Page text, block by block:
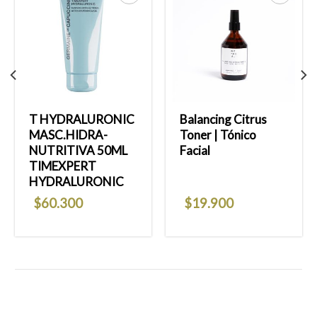
T HYDRALURONIC
MASC.HIDRA-
NUTRITIVA 50ML
TIMEXPERT
HYDRALURONIC
$60.300
Balancing Citrus
Toner | Tónico
Facial
$19.900